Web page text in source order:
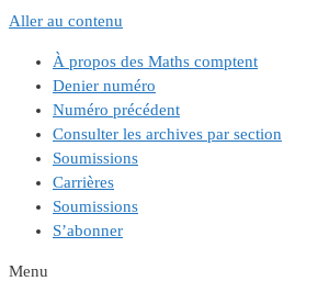
Aller au contenu
À propos des Maths comptent
Denier numéro
Numéro précédent
Consulter les archives par section
Soumissions
Carrières
Soumissions
S’abonner
Menu